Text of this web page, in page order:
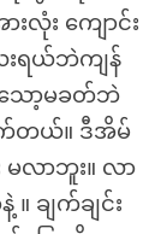
လုံး ကျောင်း
းရယ်ဘဲကျန်
ော့မခတ်ဘဲ
က်တယ်။ ဒီအိမ်
လာဘူး။ လာ
ချက်ချင်း